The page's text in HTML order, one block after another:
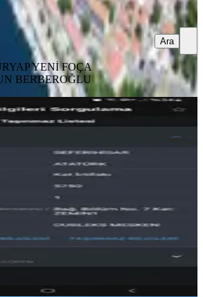
YENİ FOÇA
BERBEROĞLU
Ara
Ömür Beldesinde
11.283/m²·31.07.2026